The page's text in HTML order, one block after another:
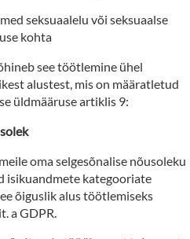
seksuaalelu või seksuaalse
kohta
see töötlemine ühel
alustest, mis on määratletud
üldmääruse artiklis 9:
oma selgesõnalise nõusoleku
isikuandmete kategooriate
õiguslik alus töötlemiseks
a GDPR.